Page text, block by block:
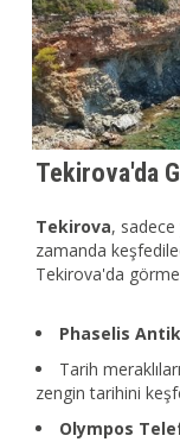
Tekirova'da
Tekirova, sadece
zamanda
Tekirova'da
Phaselis
Tarih
zengin tarihini
Olympos